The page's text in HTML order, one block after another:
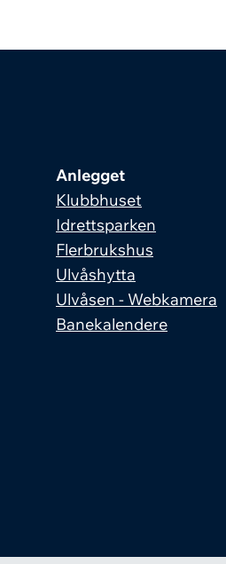
Anlegget
Klubbhuset
Idrettsparken
Flerbrukshus
Ulvåshytta
Ulvåsen - Webkamera
Banekalendere